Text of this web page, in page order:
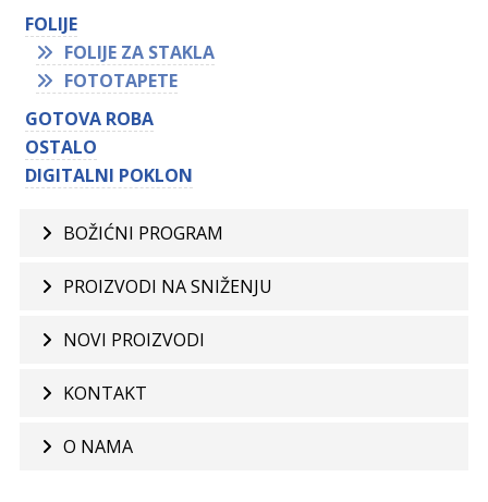
FOLIJE
FOLIJE ZA STAKLA
FOTOTAPETE
GOTOVA ROBA
OSTALO
DIGITALNI POKLON
BOŽIĆNI PROGRAM
PROIZVODI NA SNIŽENJU
NOVI PROIZVODI
KONTAKT
O NAMA